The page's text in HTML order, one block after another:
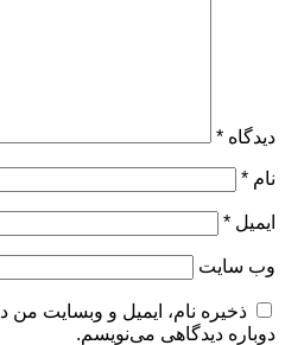
دیدگاه *
نام *
ایمیل *
وب‌ سایت
ذخیره نام، ایمیل و وبسایت من
دوباره دیدگاهی می‌نویسم.